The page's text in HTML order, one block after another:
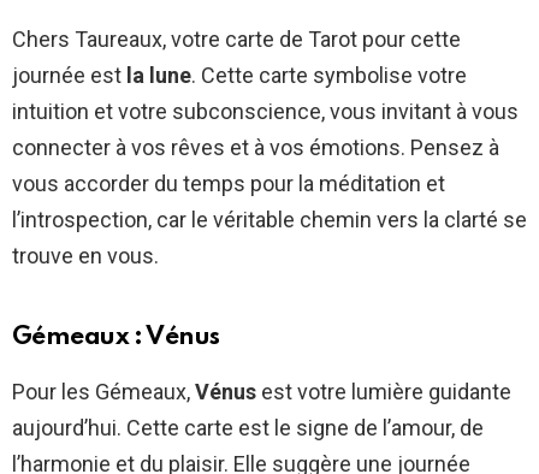
Chers Taureaux, votre carte de Tarot pour cette
journée est la lune. Cette carte symbolise votre
intuition et votre subconscience, vous invitant à vous
connecter à vos rêves et à vos émotions. Pensez à
vous accorder du temps pour la méditation et
l’introspection, car le véritable chemin vers la clarté se
trouve en vous.
Gémeaux : Vénus
Pour les Gémeaux,Vénus est votre lumière guidante
aujourd’hui. Cette carte est le signe de l’amour, de
l’harmonie et du plaisir. Elle suggère une journée